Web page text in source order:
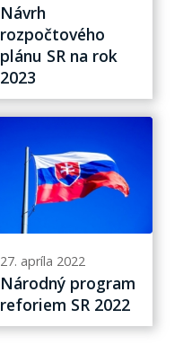
Návrh
rozpočtového
plánu SR na rok
2023
27. apríla 2022
Národný program
reforiem SR 2022